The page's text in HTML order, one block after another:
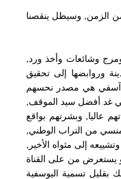
من الزمن, وسيظل ينقصنا
وشائعات وأخذ ورد,
وروابضها إلى تحقيق
آسفي هي مصدر نحسهم
غد أفضل سيد الموقف,
عاليا, وبشرتهم بواقع
من التراب الوطني,
إلى مثواه الأخير,
من على القناة
بقليل تسمية اليوسفية